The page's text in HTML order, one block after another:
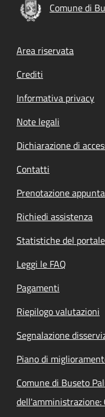
Comune di
Footer menu
Area riservata
Crediti
Informativa privacy
Note legali
Dichiarazione di
Contatti
Prenotazione
Richiedi assistenza
Statistiche del portale
Leggi le FAQ
Pagamenti
Riepilogo valutazioni
Segnalazione
Piano di
Comune di Buseto